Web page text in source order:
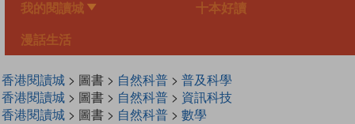
我的閱讀城 十本好讀
漫話生活
香港閱讀城> 圖書 > 自然科普> 普及科學
香港閱讀城> 圖書 > 自然科普> 資訊科技
香港閱讀城> 圖書 > 自然科普> 數學